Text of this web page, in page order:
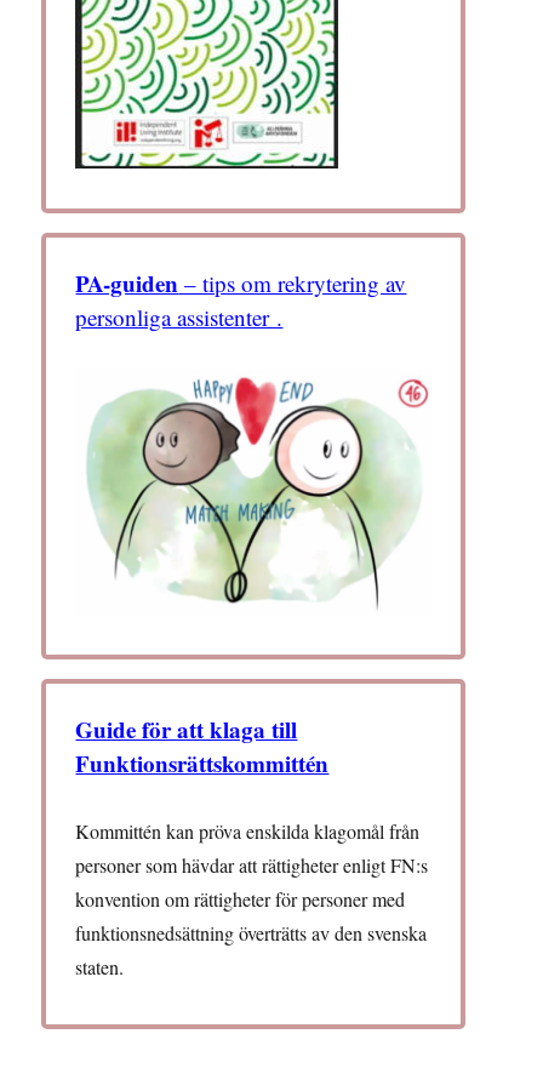
PA-guiden – tips om rekrytering av
personliga assistenter .
Guide för att klaga till
Funktionsrättskommittén
Kommittén kan pröva enskilda klagomål från
personer som hävdar att rättigheter enligt FN:s
konvention om rättigheter för personer med
funktionsnedsättning överträtts av den svenska
staten.